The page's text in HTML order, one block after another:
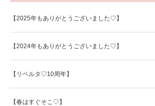
【2025年もありがとうございました♡】
【2024年もありがとうございました♡】
【リベルタ♡10周年】
【春はすぐそこ♡】